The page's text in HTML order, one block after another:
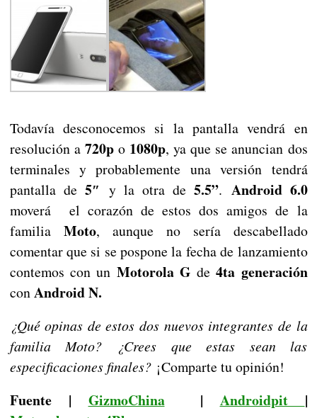
Todavía desconocemos si la pantalla vendrá en
resolución a 720po 1080p, ya que se anuncian dos
terminales y probablemente una versión tendrá
pantalla de 5″ y la otra de 5.5”. Android 6.0
moverá el corazón de estos dos amigos de la
familia Moto, aunque no sería descabellado
comentar que si se pospone la fecha de lanzamiento
contemos con un Motorola G de4ta generación
conAndroid N.
¿Qué opinas de estos dos nuevos integrantes de la
familia Moto? ¿Crees que estas sean las
especificaciones finales? ¡Comparte tu opinión!
Fuente | GizmoChina| Androidpit |